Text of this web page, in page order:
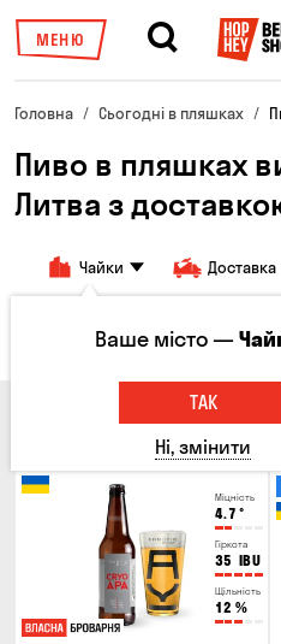
МЕНЮ
Головна Сьогодні в пляшках
Пиво в пляшках
Литва з
Чайки Доставка
Всі товари Пиво
Міцність
4.7 °
Гіркота
35 IBU
Щільність
12 %
Ваше місто —
ТАК
Ні, змінити